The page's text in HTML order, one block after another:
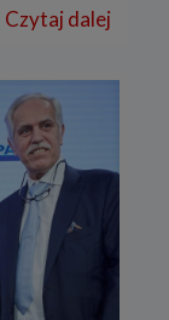
Czytaj dalej